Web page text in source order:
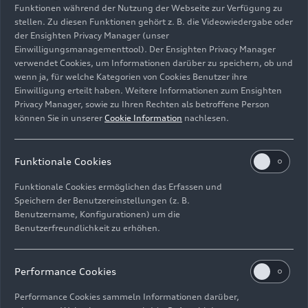
Anlässlich der Audi Sommerkonzerte 2025 finden zwei
Klassik-Open-Air-Konzerte im Klenzepark statt.
Bild-Nr: A250158 · Copyright: AUDI AG
Rechte: Verwendung für Pressezwecke honorarfrei
ImpressumRechtliches
Hinweisgebersystem
Informationen zur BarrierefreiheitKontakt
Funktionen während der Nutzung der Webseite zur Verfügung zu
stellen. Zu diesen Funktionen gehört z. B. die Videowiedergabe oder
der Ensighten Privacy Manager (unser
Einwilligungsmanagementtool). Der Ensighten Privacy Manager
verwendet Cookies, um Informationen darüber zu speichern, ob und
wenn ja, für welche Kategorien von Cookies Benutzer ihre
Einwilligung erteilt haben. Weitere Informationen zum Ensighten
Privacy Manager, sowie zu Ihren Rechten als betroffene Person
können Sie in unserer Cookie Information nachlesen.
Funktionale Cookies
Funktionale Cookies ermöglichen das Erfassen und
Speichern der Benutzereinstellungen (z. B.
Benutzername, Konfigurationen) um die
Benutzerfreundlichkeit zu erhöhen.
Performance Cookies
Performance Cookies sammeln Informationen darüber,